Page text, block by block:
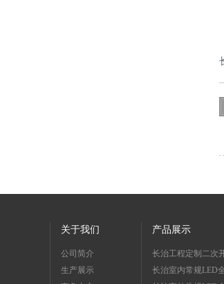
关于我们
公司简介
生产展示
产品展示
长治工程定制二次
发系列
长治室内常规LED